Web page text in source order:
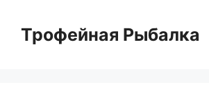
содержимому
Трофейная Рыбалка